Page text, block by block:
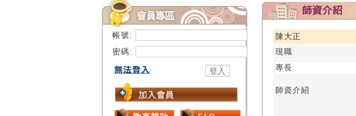
帳號:
密碼:
陳大正
現職
專長
師資介紹